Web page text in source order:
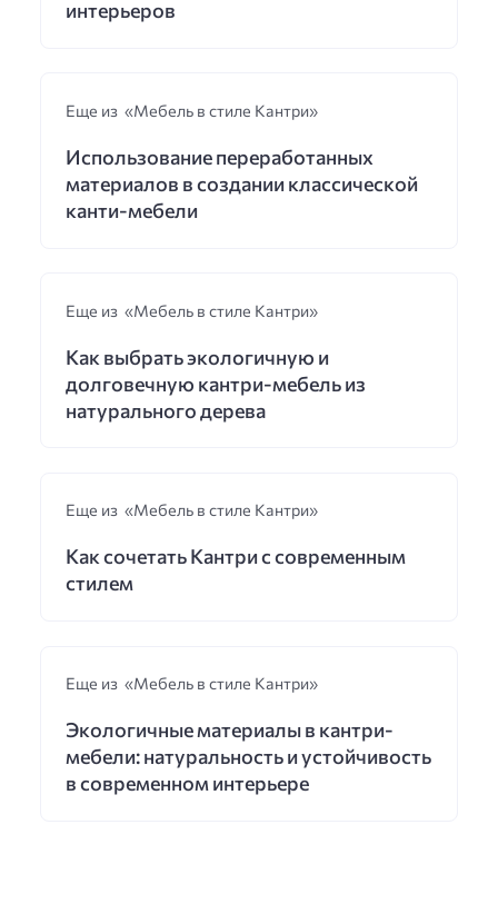
интерьеров
Еще из «Мебель в стиле Кантри»
Использование переработанных
материалов в создании классической
канти-мебели
Еще из «Мебель в стиле Кантри»
Как выбрать экологичную и
долговечную кантри-мебель из
натурального дерева
Еще из «Мебель в стиле Кантри»
Как сочетать Кантри с современным
стилем
Еще из «Мебель в стиле Кантри»
Экологичные материалы в кантри-
мебели: натуральность и устойчивость
в современном интерьере